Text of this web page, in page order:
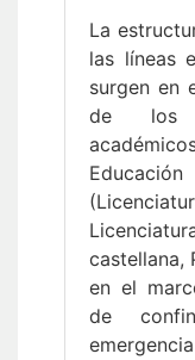
La
las líneas
surgen en
de los
castellana,
en el
de